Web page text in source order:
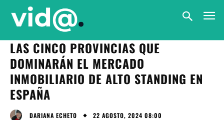
LAS CINCO PROVINCIAS QUE
DOMINARÁN EL MERCADO
INMOBILIARIO DE ALTO STANDING EN
ESPAÑA
DARIANA ECHETO 22 AGOSTO, 2024 08:00